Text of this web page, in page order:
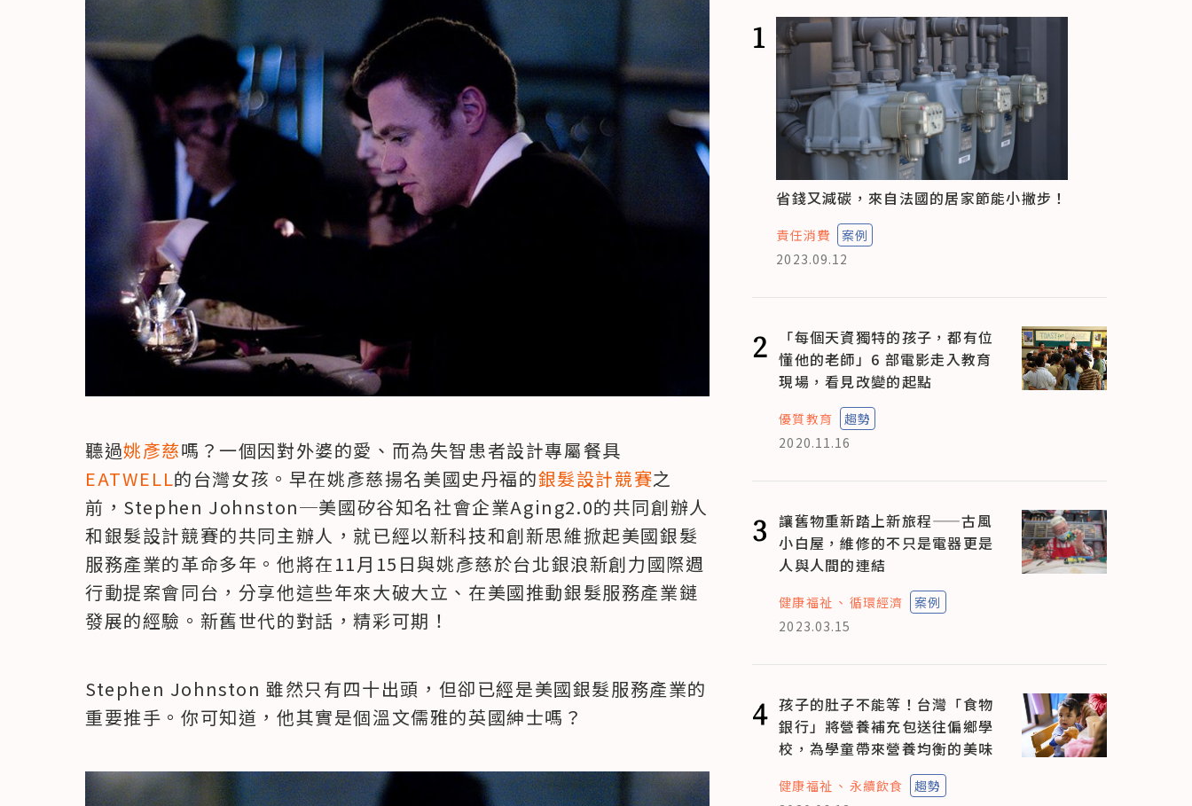
聽過姚彥慈嗎？一個因對外婆的愛、而為失智患者設計專屬餐具
EATWELL的台灣女孩。早在姚彥慈揚名美國史丹福的銀髮設計競賽之
前，Stephen Johnston─美國矽谷知名社會企業Aging2.0的共同創辦人
和銀髮設計競賽的共同主辦人，就已經以新科技和創新思維掀起美國銀髮
服務產業的革命多年。他將在11月15日與姚彥慈於台北銀浪新創力國際週
行動提案會同台，分享他這些年來大破大立、在美國推動銀髮服務產業鏈
發展的經驗。新舊世代的對話，精彩可期！
Stephen Johnston 雖然只有四十出頭，但卻已經是美國銀髮服務產業的
重要推手。你可知道，他其實是個溫文儒雅的英國紳士嗎？
1
省錢又減碳，來自法國的居家節能小撇步！
責任消費
案例
2023.09.12
2
「每個天資獨特的孩子，都有位
懂他的老師」6 部電影走入教育
現場，看見改變的起點
優質教育
趨勢
2020.11.16
3
讓舊物重新踏上新旅程——古風
小白屋，維修的不只是電器更是
人與人間的連結
健康福祉 循環經濟
案例
2023.03.15
4 孩子的肚子不能等！台灣「食物
銀行」將營養補充包送往偏鄉學
校，為學童帶來營養均衡的美味
健康福祉 永續飲食
趨勢